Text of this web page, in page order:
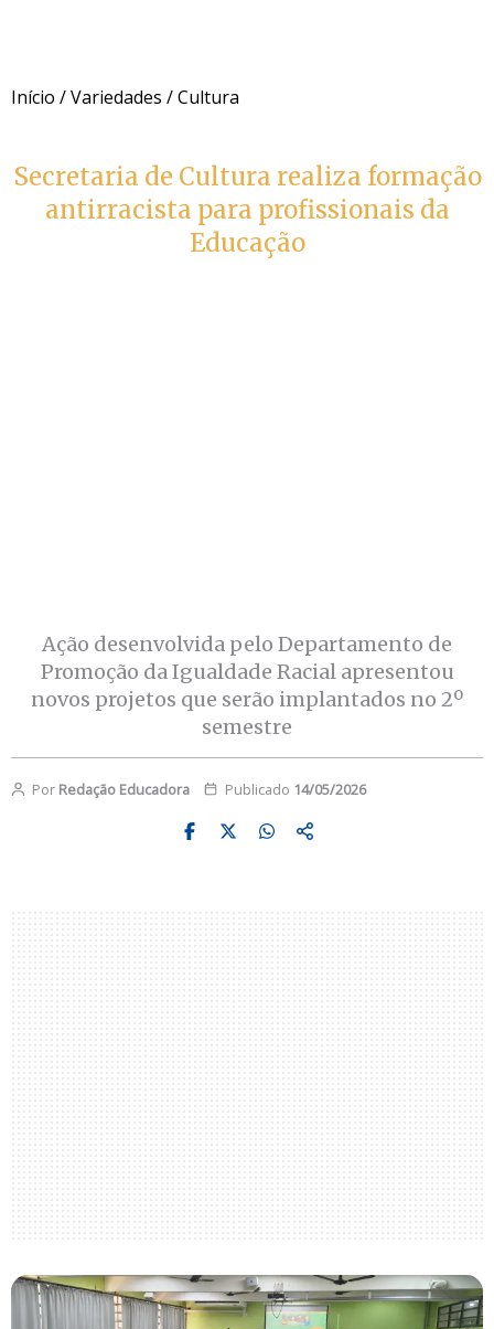
Início /Variedades /Cultura
Secretaria de Cultura realiza formação
antirracista para profissionais da
Educação
Ação desenvolvida pelo Departamento de
Promoção da Igualdade Racial apresentou
novos projetos que serão implantados no 2º
semestre
Por Redação Educadora Publicado 14/05/2026